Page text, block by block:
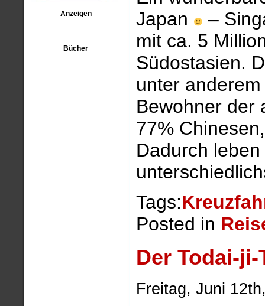
Anzeigen
Bücher
Japan
–
mit ca. 5
Südostasien.
unter
Bewohner der
77%
Dadurch
Tags:
Posted in
Der Todai-ji-
Freitag, Juni